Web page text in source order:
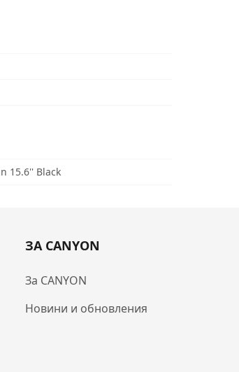
15.6'' Black
ЗА CANYON
За CANYON
Новини и обновления